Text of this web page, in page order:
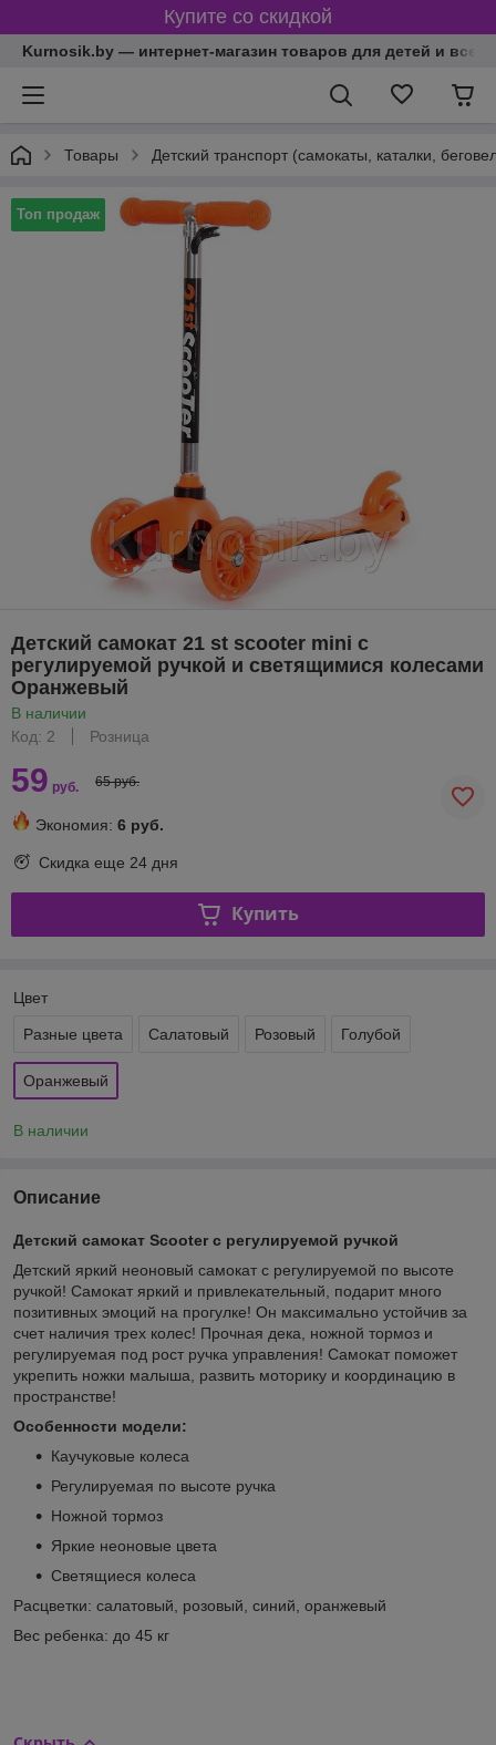
Купите со скидкой
Kurnosik.by — интернет-магазин товаров для детей и всей
Товары Детский транспорт (самокаты, каталки,
Топ продаж
Детский самокат 21 st scooter mini с
регулируемой ручкой и светящимися колесами
Оранжевый
В наличии
Код: 2
Розница
59 руб. 65 руб.
Экономия: 6 руб.
Скидка еще 24 дня
Купить
Цвет
Разные цвета Салатовый Розовый Голубой
Оранжевый
В наличии
Описание
Детский самокат Scooter с регулируемой ручкой
Детский яркий неоновый самокат с регулируемой по высоте
ручкой! Самокат яркий и привлекательный, подарит много
позитивных эмоций на прогулке! Он максимально устойчив за
счет наличия трех колес! Прочная дека, ножной тормоз и
регулируемая под рост ручка управления! Самокат поможет
укрепить ножки малыша, развить моторику и координацию в
пространстве!
Особенности модели:
Каучуковые колеса
Регулируемая по высоте ручка
Ножной тормоз
Яркие неоновые цвета
Светящиеся колеса
Расцветки: салатовый, розовый, синий, оранжевый
Вес ребенка: до 45 кг